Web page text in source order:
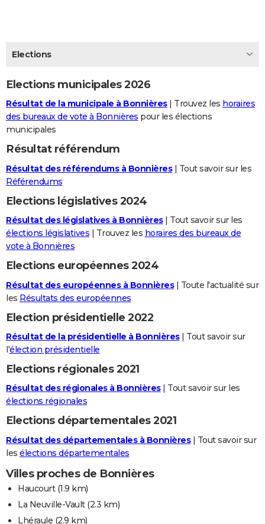
CARTE DE VOEUX
Carte de Noël
Carte Bonne année
Carte Saint-Valentin
Carte Pâques
Carte d'anniversaire
DICTIONNAIRE
Dictionnaire
Biographies
Citations
Expressions
Proverbes
PROGRAMME TV
S'inscrire
Se connecter
Lycées
Collèges
Primaires
Universités
Entreprises
Service militaire
Avis de recherche
AVIS DE DÉCÈS
FORUM
Bricolage
Lifestyle
Culture
Sport
Auto
Television
Voyage
Cinema
Elections
Elections municipales 2026
Résultat de la municipale à Bonnières| Trouvez les horaires
des bureaux de vote à Bonnières pour les élections
municipales
Résultat référendum
Résultat des référendums à Bonnières| Tout savoir sur les
Référendums
Elections législatives 2024
Résultat des législatives à Bonnières| Tout savoir sur les
élections législatives | Trouvez les horaires des bureaux de
vote à Bonnières
Elections européennes 2024
Résultat des européennes à Bonnières| Toute l'actualité sur
les Résultats des européennes
Election présidentielle 2022
Résultat de la présidentielle à Bonnières| Tout savoir sur
l'élection présidentielle
Elections régionales 2021
Résultat des régionales à Bonnières| Tout savoir sur les
élections régionales
Elections départementales 2021
Résultat des départementales à Bonnières| Tout savoir sur
les élections départementales
Villes proches de Bonnières
Haucourt(1.9 km)
La Neuville-Vault(2.3 km)
Lhéraule (2.9 km)